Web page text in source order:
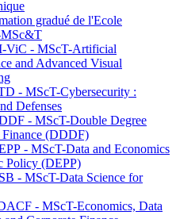
gradué de l'Ecole
MSc&T
ViC - MScT-Artificial
and Advanced Visual
- MScT-Cybersecurity :
Defenses
- MScT-Double Degree
Finance (DDDF)
- MScT-Data and Economics
Policy (DEPP)
- MScT-Data Science for
- MScT-Economics, Data